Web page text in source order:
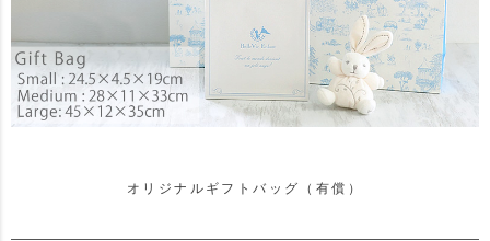
オリジナルギフトバッグ（有償）